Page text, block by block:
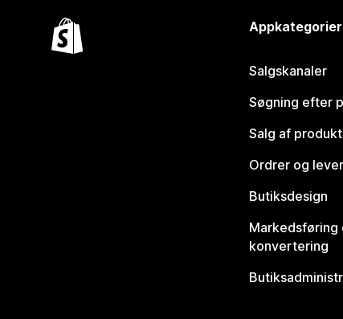
Appkategorier
Salgskanaler
Søgning efter
Salg af
Ordrer og
Butiksdesign
Markedsføring
konvertering